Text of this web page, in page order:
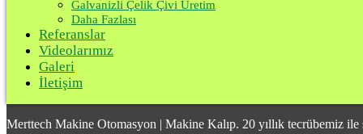
Galvanizli Çelik Çivi Üretim
Daha Fazlası
Referanslar
Videolarımız
Galeri
İletişim
Ürünler
Aparat ve Fikstür Tasarımı
Parça Sabitleme ve Pozisyonlama Fikstürleri
Merttech Makine Otomasyon | Makine Kalıp. 20 yıllık tecrübemiz